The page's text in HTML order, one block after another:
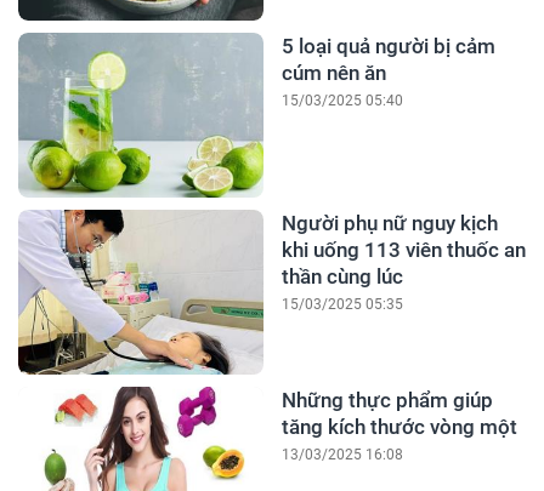
5 loại quả người bị cảm
cúm nên ăn
15/03/2025 05:40
Người phụ nữ nguy kịch
khi uống 113 viên thuốc an
thần cùng lúc
15/03/2025 05:35
Những thực phẩm giúp
tăng kích thước vòng một
13/03/2025 16:08